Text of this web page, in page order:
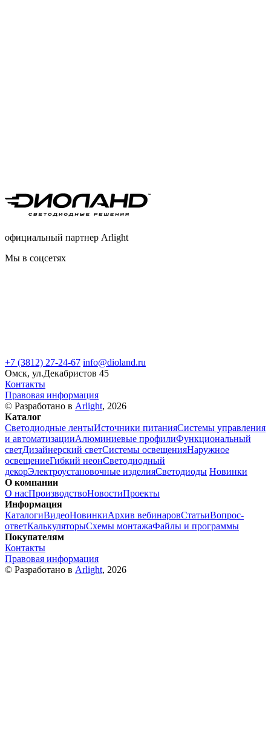
официальный партнер Arlight
Мы в соцсетях
+7 (3812) 27-24-67 info@dioland.ru
Омск, ул.Декабристов 45
Контакты
Правовая информация
© Разработано в Arlight, 2026
Каталог
Светодиодные лентыИсточники питанияСистемы управления
и автоматизацииАлюминиевые профилиФункциональный
светДизайнерский светСистемы освещенияНаружное
освещениеГибкий неонСветодиодный
декорЭлектроустановочные изделияСветодиоды Новинки
О компании
О насПроизводствоНовостиПроекты
Информация
КаталогиВидеоНовинкиАрхив вебинаровСтатьиВопрос-
ответКалькуляторыСхемы монтажаФайлы и программы
Покупателям
Контакты
Правовая информация
© Разработано в Arlight, 2026